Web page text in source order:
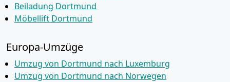
Beiladung Dortmund
Möbellift Dortmund
Europa-Umzüge
Umzug von Dortmund nach Luxemburg
Umzug von Dortmund nach Norwegen